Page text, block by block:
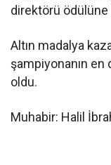
direktörü ödülüne
Altın madalya
şampiyonanın
oldu.
Muhabir: Halil